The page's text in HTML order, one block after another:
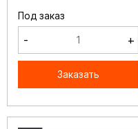
Под заказ
- +
Заказать